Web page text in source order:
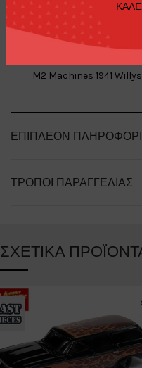
ΠΕΡΙΓΡΑΦΉ
M2 Machines 1941
ΕΠΙΠΛΈΟΝ
ΤΡΌΠΟΙ ΠΑΡΑΓΓΕΛΊΑΣ
ΣΧΕΤΙΚΆ